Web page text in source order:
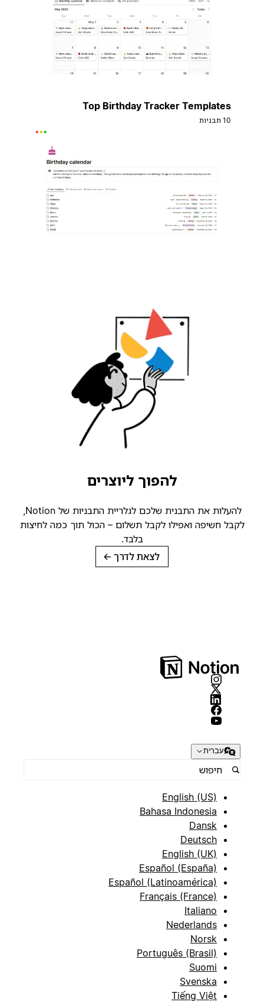
Top Birthday Tracker Templates
להפוך ליוצרים
להעלות את התבנית שלכם לגלריית התבניות של Notion,
לקבל חשיפה ואפילו לקבל תשלום – הכול תוך כמה לחיצות
בלבד.
לצאת לדרך→
עברית
English (US)
Bahasa Indonesia
Dansk
Deutsch
English (UK)
Español (España)
Español (Latinoamérica)
Français (France)
Italiano
Nederlands
Norsk
Português (Brasil)
Suomi
Svenska
Tiếng Việt